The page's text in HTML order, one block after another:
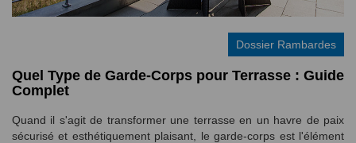
Dossier Rambardes
Quel Type de Garde-Corps pour Terrasse : Guide
Complet
Quand il s'agit de transformer une terrasse en un havre de paix
sécurisé et esthétiquement plaisant, le garde-corps est l'élément